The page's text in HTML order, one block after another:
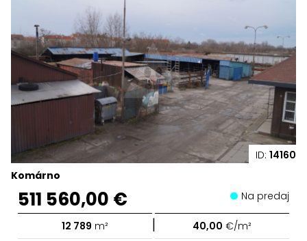
ID: 14160
Komárno
511 560,00 € Na predaj
12 789 m² | 40,00 €/m²